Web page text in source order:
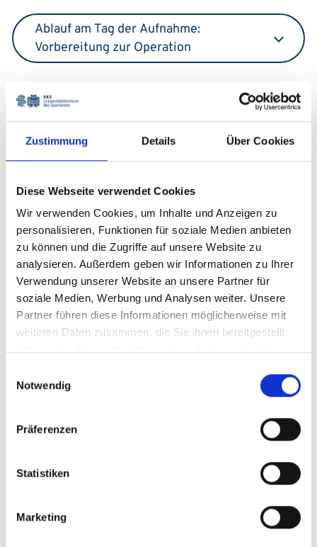
Zustimmung Details Über Cookies
Diese Webseite verwendet Cookies
Wir verwenden Cookies, um Inhalte und Anzeigen zu
personalisieren, Funktionen für soziale Medien anbieten
zu können und die Zugriffe auf unsere Website zu
analysieren. Außerdem geben wir Informationen zu Ihrer
Verwendung unserer Website an unsere Partner für
soziale Medien, Werbung und Analysen weiter. Unsere
Partner führen diese Informationen möglicherweise mit
weiteren Daten zusammen, die Sie ihnen bereitgestellt
Notwendig
Präferenzen
Statistiken
Marketing
Ablauf am Tag der Aufnahme:
Vorbereitung zur Operation
Prämedikation und Aufnahme
Untersuchungen
Stationäre Aufnahme Allgemeine
Chirurgie am UKS
Vorbereitung am Vortag der Operation
Aufnahme am Operationstag